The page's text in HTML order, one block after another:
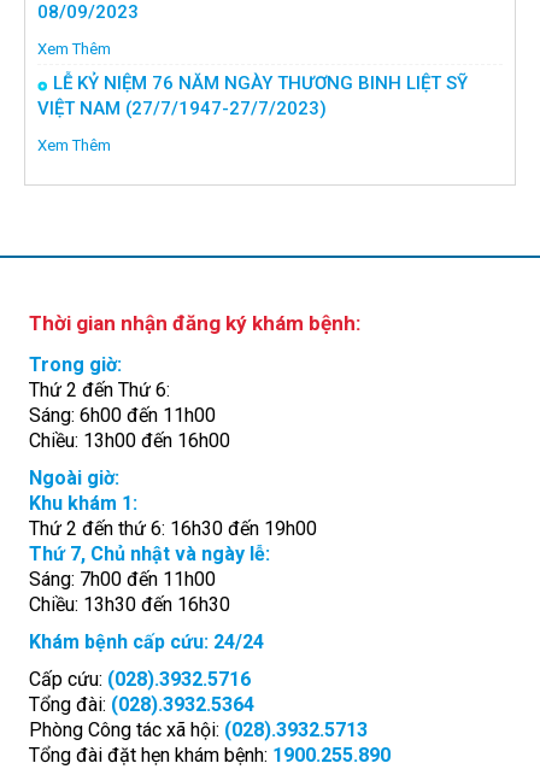
08/09/2023
Xem Thêm
LỄ KỶ NIỆM 76 NĂM NGÀY THƯƠNG BINH LIỆT SỸ
VIỆT NAM (27/7/1947-27/7/2023)
Xem Thêm
Thời gian nhận đăng ký khám bệnh:
Trong giờ:
Thứ 2 đến Thứ 6:
Sáng: 6h00 đến 11h00
Chiều: 13h00 đến 16h00
Ngoài giờ:
Khu khám 1:
Thứ 2 đến thứ 6: 16h30 đến 19h00
Thứ 7, Chủ nhật và ngày lễ:
Sáng: 7h00 đến 11h00
Chiều: 13h30 đến 16h30
Khám bệnh cấp cứu: 24/24
Cấp cứu: (028).3932.5716
Tổng đài: (028).3932.5364
Phòng Công tác xã hội: (028).3932.5713
Tổng đài đặt hẹn khám bệnh: 1900.255.890